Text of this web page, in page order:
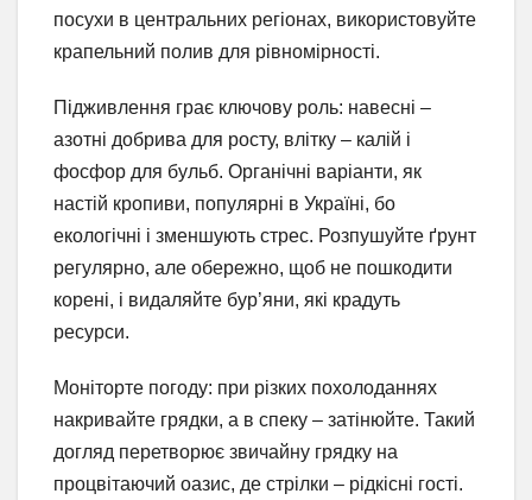
посухи в центральних регіонах, використовуйте
крапельний полив для рівномірності.
Підживлення грає ключову роль: навесні –
азотні добрива для росту, влітку – калій і
фосфор для бульб. Органічні варіанти, як
настій кропиви, популярні в Україні, бо
екологічні і зменшують стрес. Розпушуйте ґрунт
регулярно, але обережно, щоб не пошкодити
корені, і видаляйте бур’яни, які крадуть
ресурси.
Моніторте погоду: при різких похолоданнях
накривайте грядки, а в спеку – затінюйте. Такий
догляд перетворює звичайну грядку на
процвітаючий оазис, де стрілки – рідкісні гості.